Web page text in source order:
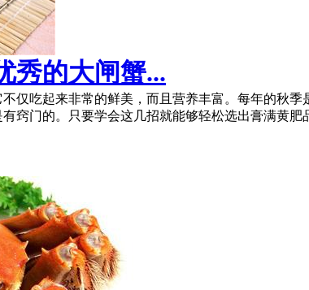
秀的大闸蟹...
仅吃起来非常的鲜美，而且营养丰富。每年的秋
窍门的。只要学会这几招就能够轻松选出膏满黄